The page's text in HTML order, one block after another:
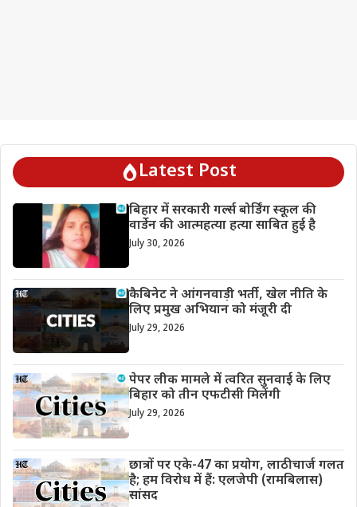
Latest Post
बिहार में सरकारी गर्ल्स बोर्डिंग स्कूल की
वार्डेन की आत्महत्या हत्या साबित हुई है
July 30, 2026
कैबिनेट ने आंगनवाड़ी भर्ती, खेल नीति के
लिए प्रमुख अभियान को मंजूरी दी
July 29, 2026
पेपर लीक मामले में त्वरित सुनवाई के लिए
बिहार को तीन एफटीसी मिलेंगी
July 29, 2026
छात्रों पर एके-47 का प्रयोग, लाठीचार्ज गलत
है; हम विरोध में हैं: एलजेपी (रामबिलास)
सांसद